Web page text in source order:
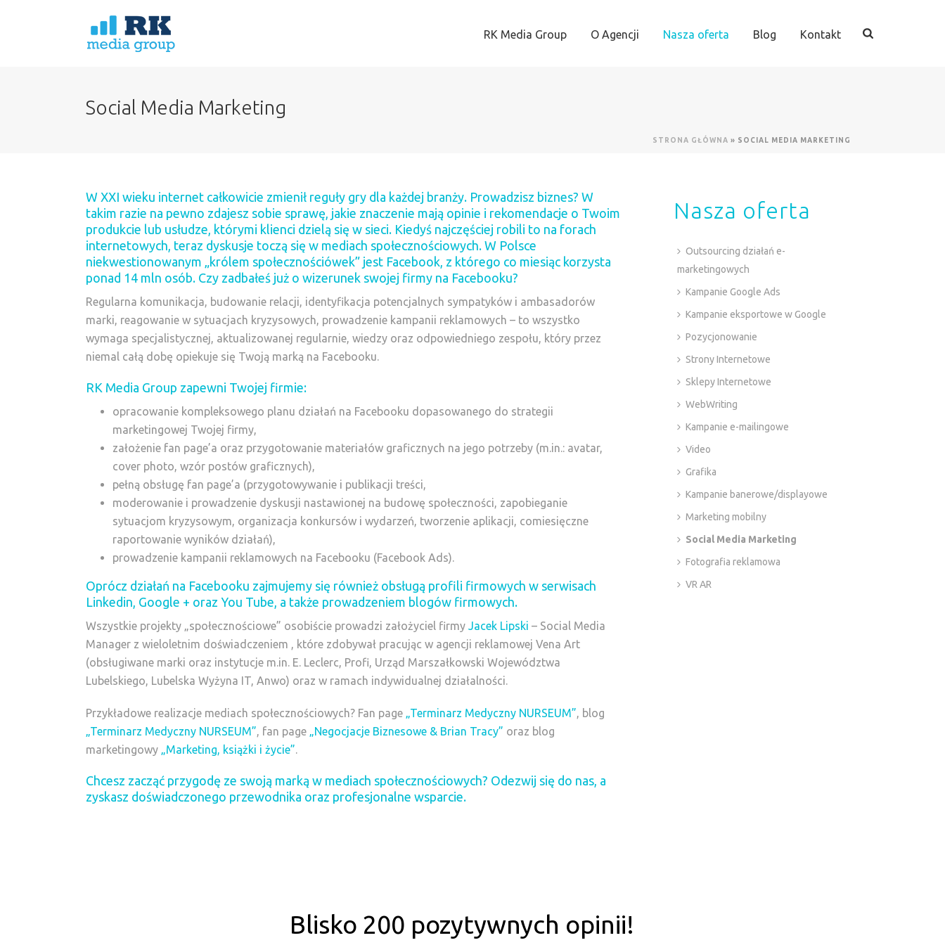
RK Media Group O Agencji Nasza oferta Blog Kontakt
Social Media Marketing
STRONA GŁÓWNA » SOCIAL MEDIA MARKETING
W XXI wieku internet całkowicie zmienił reguły gry dla każdej branży. Prowadzisz biznes? W
takim razie na pewno zdajesz sobie sprawę, jakie znaczenie mają opinie i rekomendacje o Twoim
produkcie lub usłudze, którymi klienci dzielą się w sieci. Kiedyś najczęściej robili to na forach
internetowych, teraz dyskusje toczą się w mediach społecznościowych. W Polsce
niekwestionowanym „królem społecznościówek” jest Facebook, z którego co miesiąc korzysta
ponad 14 mln osób. Czy zadbałeś już o wizerunek swojej firmy na Facebooku?
Regularna komunikacja, budowanie relacji, identyfikacja potencjalnych sympatyków i ambasadorów
marki, reagowanie w sytuacjach kryzysowych, prowadzenie kampanii reklamowych – to wszystko
wymaga specjalistycznej, aktualizowanej regularnie, wiedzy oraz odpowiedniego zespołu, który przez
niemal całą dobę opiekuje się Twoją marką na Facebooku.
RK Media Group zapewni Twojej firmie:
opracowanie kompleksowego planu działań na Facebooku dopasowanego do strategii
marketingowej Twojej firmy,
założenie fan page’a oraz przygotowanie materiałów graficznych na jego potrzeby (m.in.: avatar,
cover photo, wzór postów graficznych),
pełną obsługę fan page’a (przygotowywanie i publikacji treści,
moderowanie i prowadzenie dyskusji nastawionej na budowę społeczności, zapobieganie
sytuacjom kryzysowym, organizacja konkursów i wydarzeń, tworzenie aplikacji, comiesięczne
raportowanie wyników działań),
prowadzenie kampanii reklamowych na Facebooku (Facebook Ads).
Oprócz działań na Facebooku zajmujemy się również obsługą profili firmowych w serwisach
Linkedin, Google + oraz You Tube, a także prowadzeniem blogów firmowych.
Wszystkie projekty „społecznościowe” osobiście prowadzi założyciel firmy Jacek Lipski – Social Media
Manager z wieloletnim doświadczeniem , które zdobywał pracując w agencji reklamowej Vena Art
(obsługiwane marki oraz instytucje m.in. E. Leclerc, Profi, Urząd Marszałkowski Województwa
Lubelskiego, Lubelska Wyżyna IT, Anwo) oraz w ramach indywidualnej działalności.
Przykładowe realizacje mediach społecznościowych? Fan page „Terminarz Medyczny NURSEUM”, blog
„Terminarz Medyczny NURSEUM”, fan page „Negocjacje Biznesowe & Brian Tracy” oraz blog
marketingowy „Marketing, książki i życie”.
Chcesz zacząć przygodę ze swoją marką w mediach społecznościowych? Odezwij się do nas, a
zyskasz doświadczonego przewodnika oraz profesjonalne wsparcie.
Nasza oferta
Outsourcing działań e-
marketingowych
Kampanie Google Ads
Kampanie eksportowe w Google
Pozycjonowanie
Strony Internetowe
Sklepy Internetowe
WebWriting
Kampanie e-mailingowe
Video
Grafika
Kampanie banerowe/displayowe
Marketing mobilny
Social Media Marketing
Fotografia reklamowa
VR AR
Blisko 200 pozytywnych opinii!